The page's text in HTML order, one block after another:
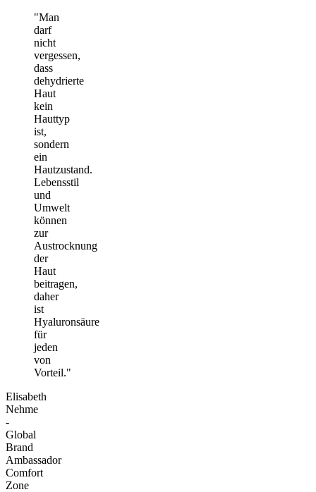
"Man
darf
nicht
vergessen,
dass
dehydrierte
Haut
kein
Hauttyp
ist,
sondern
ein
Hautzustand.
Lebensstil
und
Umwelt
können
zur
Austrocknung
der
Haut
beitragen,
daher
ist
Hyaluronsäure
für
jeden
von
Vorteil."
Elisabeth
Nehme
-
Global
Brand
Ambassador
Comfort
Zone